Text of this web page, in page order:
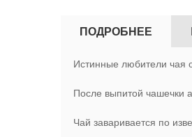
ПОДРОБНЕЕ
Истинные любители чая
После выпитой чашечки
Чай заваривается по